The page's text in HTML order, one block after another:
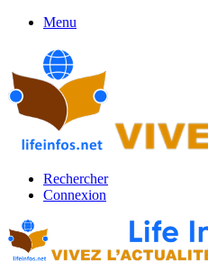
Menu
Rechercher
Connexion